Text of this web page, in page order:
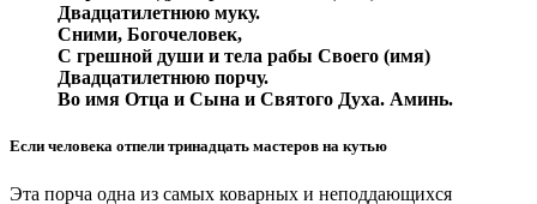
Двадцатилетнюю муку.
Сними, Богочеловек,
С грешной души и тела рабы Своего (имя)
Двадцатилетнюю порчу.
Во имя Отца и Сына и Святого Духа. Аминь.
Если человека отпели тринадцать мастеров на кутью
Эта порча одна из самых коварных и неподдающихся